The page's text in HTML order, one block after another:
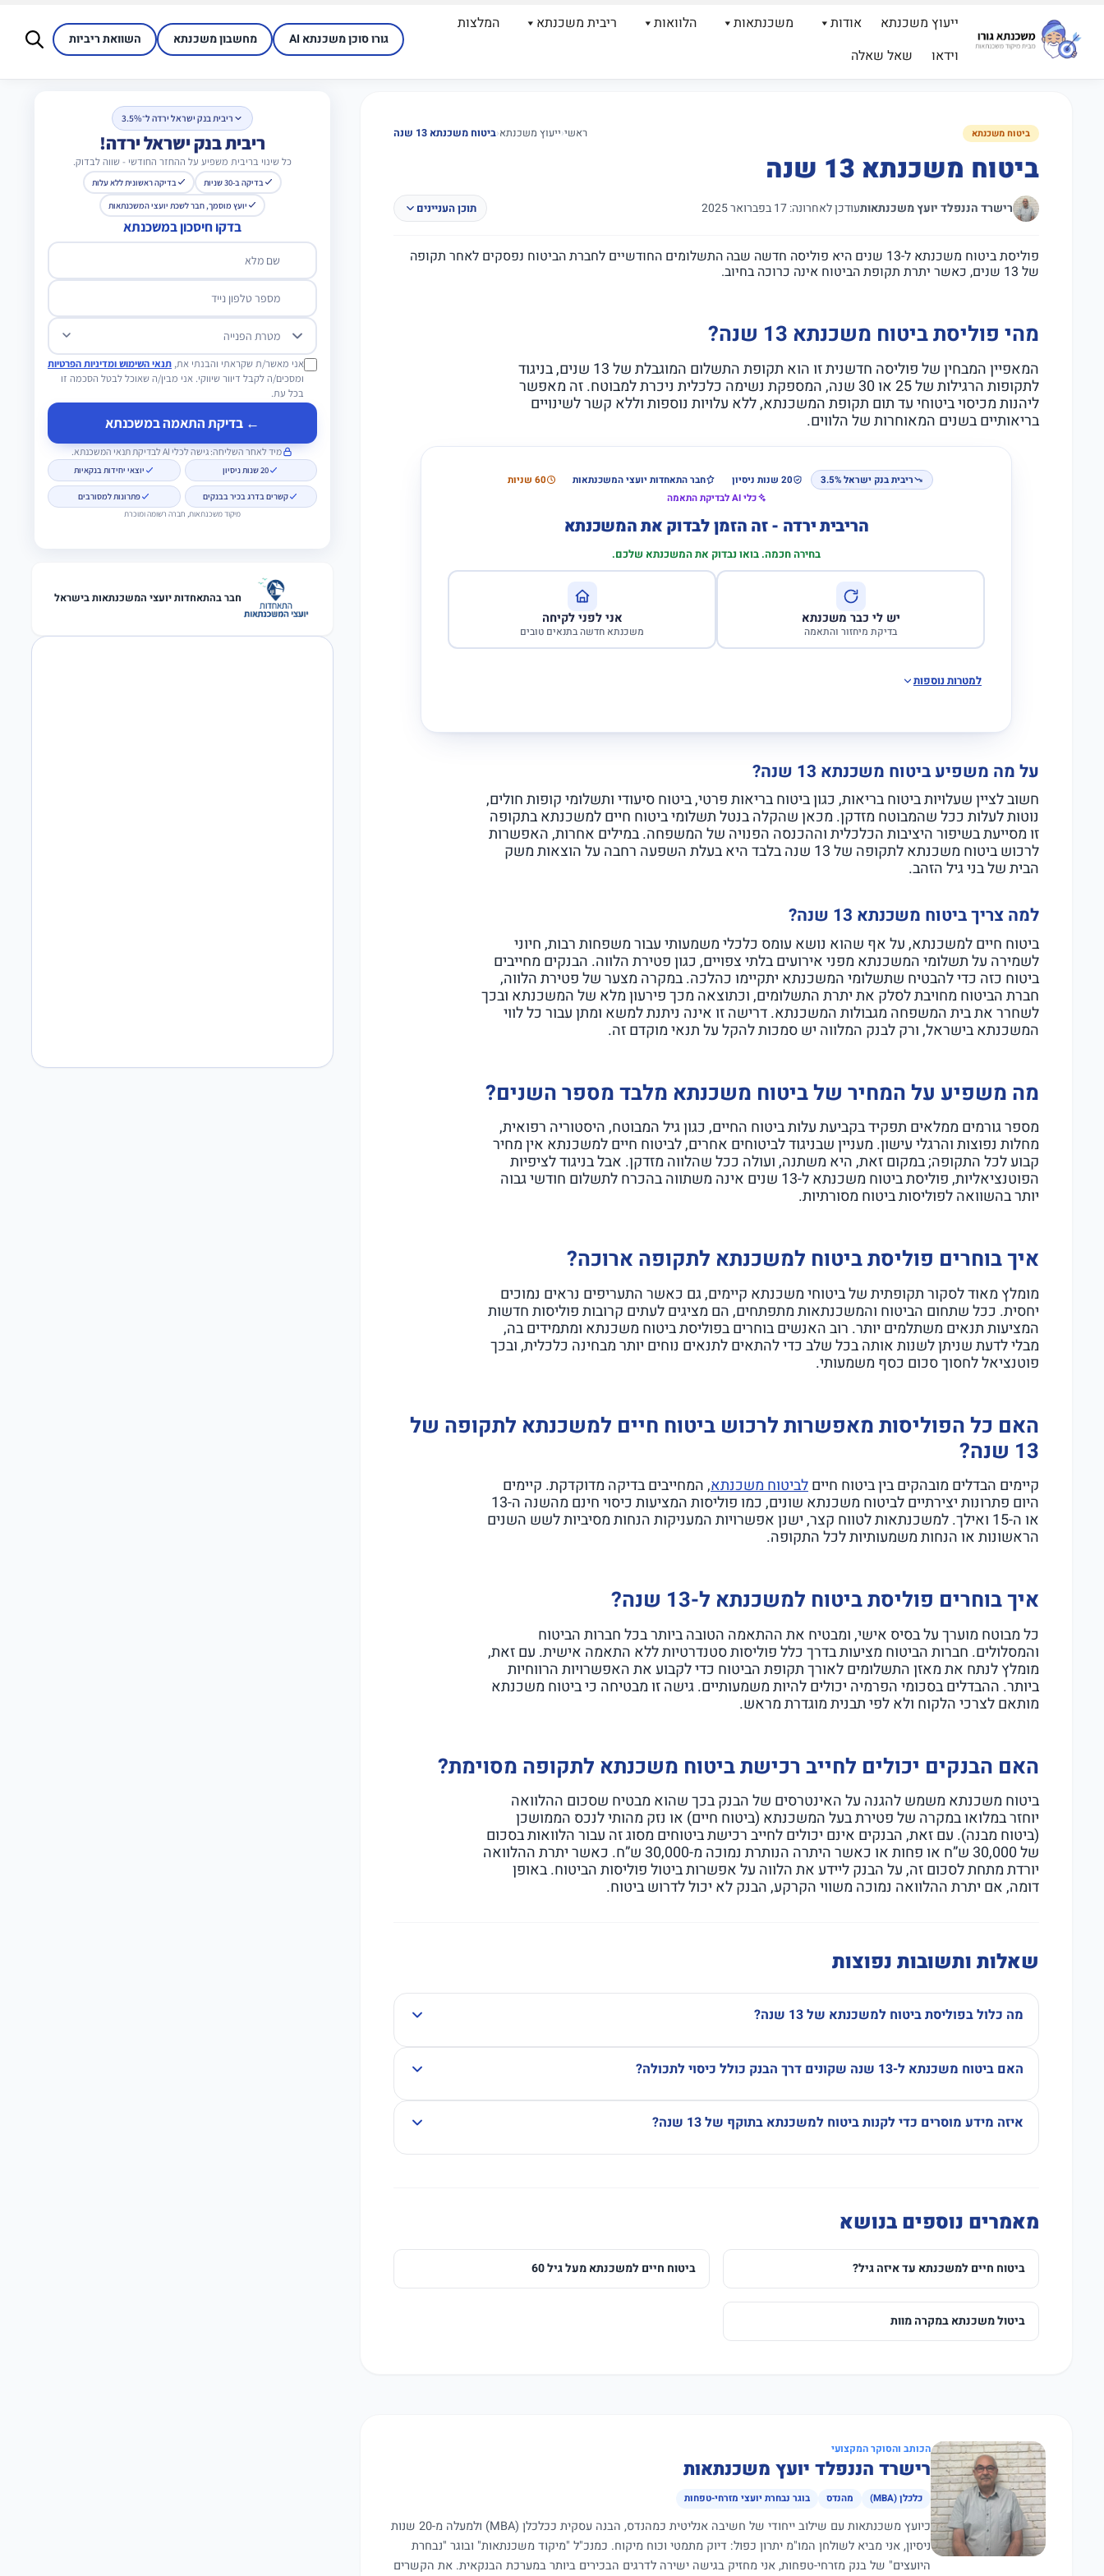
ייעוץ משכנתא אודות משכנתאות הלוואות ריבית משכנתא
המלצות
וידאו
שאל שאלה
גורו סוכן משכנתא AI מחשבון משכנתא השוואת ריביות
ביטוח משכנתא ראשי‹ייעוץ משכנתא‹ביטוח משכנתא 13 שנה
ביטוח משכנתא 13 שנה
רישרד הננפלד יועץ משכנתאותעודכן לאחרונה: 17 בפברואר 2025 תוכן העניינים
פוליסת ביטוח משכנתא ל-13 שנים היא פוליסה חדשה שבה התשלומים החודשיים לחברת הביטוח נפסקים לאחר תקופה
של 13 שנים, כאשר יתרת תקופת הביטוח אינה כרוכה בחיוב.
מהי פוליסת ביטוח משכנתא 13 שנה?
המאפיין המבחין של פוליסה חדשנית זו הוא תקופת התשלום המוגבלת של 13 שנים, בניגוד
לתקופות הרגילות של 25 או 30 שנה, המספקת נשימה כלכלית ניכרת למבוטח. זה מאפשר
ליהנות מכיסוי ביטוחי עד תום תקופת המשכנתא, ללא עלויות נוספות וללא קשר לשינויים
בריאותיים בשנים המאוחרות של הלווים.
ריבית בנק ישראל 3.5% 20 שנות ניסיון חבר התאחדות יועצי המשכנתאות
60 שניות
כלי AI לבדיקת התאמה
הריבית ירדה - זה הזמן לבדוק את המשכנתא
בחירה חכמה. בואו נבדוק את המשכנתא שלכם.
יש לי כבר משכנתא
בדיקת מיחזור והתאמה
אני לפני לקיחה
משכנתא חדשה בתנאים טובים
למטרות נוספות
על מה משפיע ביטוח משכנתא 13 שנה?
חשוב לציין שעלויות ביטוח בריאות, כגון ביטוח בריאות פרטי, ביטוח סיעודי ותשלומי קופות חולים,
נוטות לעלות ככל שהמבוטח מזדקן. מכאן שהקלה בנטל תשלומי ביטוח חיים למשכנתא בתקופה
זו מסייעת בשיפור היציבות הכלכלית וההכנסה הפנויה של המשפחה. במילים אחרות, האפשרות
לרכוש ביטוח משכנתא לתקופה של 13 שנה בלבד היא בעלת השפעה רחבה על הוצאות משק
הבית של בני גיל הזהב.
למה צריך ביטוח משכנתא 13 שנה?
ביטוח חיים למשכנתא, על אף שהוא נושא עומס כלכלי משמעותי עבור משפחות רבות, חיוני
לשמירה על תשלומי המשכנתא מפני אירועים בלתי צפויים, כגון פטירת הלווה. הבנקים מחייבים
ביטוח כזה כדי להבטיח שתשלומי המשכנתא יתקיימו כהלכה. במקרה מצער של פטירת הלווה,
חברת הביטוח מחויבת לסלק את יתרת התשלומים, וכתוצאה מכך פירעון מלא של המשכנתא ובכך
לשחרר את בית המשפחה מגבולות המשכנתא. דרישה זו אינה ניתנת למשא ומתן עבור כל לווי
המשכנתא בישראל, ורק לבנק המלווה יש סמכות להקל על תנאי מוקדם זה.
מה משפיע על המחיר של ביטוח משכנתא מלבד מספר השנים?
מספר גורמים ממלאים תפקיד בקביעת עלות ביטוח החיים, כגון גיל המבוטח, היסטוריה רפואית,
מחלות נפוצות והרגלי עישון. מעניין שבניגוד לביטוחים אחרים, לביטוח חיים למשכנתא אין מחיר
קבוע לכל התקופה; במקום זאת, היא משתנה, ועולה ככל שהלווה מזדקן. אבל בניגוד לציפיות
הפוטנציאליות, פוליסת ביטוח משכנתא ל-13 שנים אינה משתווה בהכרח לתשלום חודשי גבוה
יותר בהשוואה לפוליסות ביטוח מסורתיות.
איך בוחרים פוליסת ביטוח למשכנתא לתקופה ארוכה?
מומלץ מאוד לסקור תקופתית של ביטוחי משכנתא קיימים, גם כאשר התעריפים נראים נמוכים
יחסית. ככל שתחום הביטוח והמשכנתאות מתפתחים, הם מציגים לעתים קרובות פוליסות חדשות
המציעות תנאים משתלמים יותר. רוב האנשים בוחרים בפוליסת ביטוח משכנתא ומתמידים בה,
מבלי לדעת שניתן לשנות אותה בכל שלב כדי להתאים לתנאים נוחים יותר מבחינה כלכלית, ובכך
פוטנציאל לחסוך סכום כסף משמעותי.
האם כל הפוליסות מאפשרות לרכוש ביטוח חיים למשכנתא לתקופה של
13 שנה?
קיימים הבדלים מובהקים בין ביטוח חייםלביטוח משכנתא, המחייבים בדיקה מדוקדקת. קיימים
היום פתרונות יצירתיים לביטוח משכנתא שונים, כמו פוליסות המציעות כיסוי חינם מהשנה ה-13
או ה-15 ואילך. למשכנתאות לטווח קצר, ישנן אפשרויות המעניקות הנחות מסיביות לשש השנים
הראשונות או הנחות משמעותיות לכל התקופה.
איך בוחרים פוליסת ביטוח למשכנתא ל-13 שנה?
כל מבוטח מוערך על בסיס אישי, ומבטיח את ההתאמה הטובה ביותר בכל חברות הביטוח
והמסלולים. חברות הביטוח מציעות בדרך כלל פוליסות סטנדרטיות ללא התאמה אישית. עם זאת,
מומלץ לנתח את מאזן התשלומים לאורך תקופת הביטוח כדי לקבוע את האפשרויות הרווחיות
ביותר. ההבדלים בסכומי הפרמיה יכולים להיות משמעותיים. גישה זו מבטיחה כי ביטוח משכנתא
מותאם לצרכי הלקוח ולא לפי תבנית מוגדרת מראש.
האם הבנקים יכולים לחייב רכישת ביטוח משכנתא לתקופה מסוימת?
ביטוח משכנתא משמש להגנה על האינטרסים של הבנק בכך שהוא מבטיח שסכום ההלוואה
יוחזר במלואו במקרה של פטירת בעל המשכנתא (ביטוח חיים) או נזק מהותי לנכס הממושכן
(ביטוח מבנה). עם זאת, הבנקים אינם יכולים לחייב רכישת ביטוחים מסוג זה עבור הלוואות בסכום
של 30,000 ש”ח או פחות או כאשר היתרה הנותרת נמוכה מ-30,000 ש”ח. כאשר יתרת ההלוואה
יורדת מתחת לסכום זה, על הבנק ליידע את הלווה על אפשרות ביטול פוליסות הביטוח. באופן
דומה, אם יתרת ההלוואה נמוכה משווי הקרקע, הבנק לא יכול לדרוש ביטוח.
שאלות ותשובות נפוצות
מה כלול בפוליסת ביטוח למשכנתא של 13 שנה?
האם ביטוח משכנתא ל-13 שנה שקונים דרך הבנק כולל כיסוי לתכולה?
איזה מידע מוסרים כדי לקנות ביטוח למשכנתא בתוקף של 13 שנה?
מאמרים נוספים בנושא
ביטוח חיים למשכנתא עד איזה גיל? ביטוח חיים למשכנתא מעל גיל 60
ביטול משכנתא במקרה מוות
הכותב והסוקר המקצועי
רישרד הננפלד יועץ משכנתאות
כלכלן (MBA) מהנדס בוגר נבחרת יועצי מזרחי-טפחות
כיועץ משכנתאות עם שילוב ייחודי של חשיבה אנליטית כמהנדס, הבנה עסקית ככלכלן (MBA) ולמעלה מ-20 שנות
ניסיון, אני מביא לשולחן המו"מ יתרון כפול: דיוק מתמטי וכוח מיקוח. כמנכ"ל "מיקוד משכנתאות" ובוגר "נבחרת
היועצים" של בנק מזרחי-טפחות, אני מחזיק בגישה ישירה לדרגים הבכירים ביותר במערכת הבנקאית. את הקשרים
ריבית בנק ישראל ירדה ל־3.5%
ריבית בנק ישראל ירדה!
כל שינוי בריבית משפיע על ההחזר החודשי - שווה לבדוק.
בדיקה ב-30 שניות
בדיקה ראשונית ללא עלות
יועץ מוסמך, חבר לשכת יועצי המשכנתאות
בדקו חיסכון במשכנתא
שם מלא
מספר טלפון נייד
מטרת הפנייה
אני מאשר/ת שקראתי והבנתי את, תנאי השימוש ומדיניות הפרטיות
ומסכים/ה לקבל דיוור שיווקי. אני מבין/ה שאוכל לבטל הסכמה זו
בכל עת.
← בדיקת התאמה במשכנתא
מיד לאחר השליחה: גישה לכלי AI לבדיקת תנאי המשכנתא.
20 שנות ניסיון יוצאי יחידות בנקאיות
קשרים בדרג בכיר בבנקים פתרונות למסורבים
מיקוד משכנתאות, חברה רשומה ומוכרת
חבר בהתאחדות יועצי המשכנתאות בישראל